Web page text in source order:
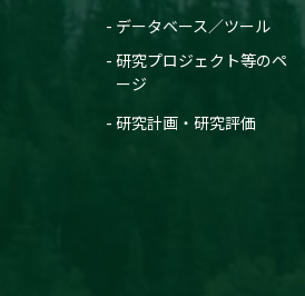
データベース／ツール
研究プロジェクト等のペ
ージ
研究計画・研究評価